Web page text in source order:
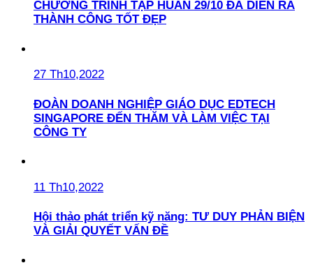
CHƯƠNG TRÌNH TẬP HUẤN 29/10 ĐÃ DIỄN RA
THÀNH CÔNG TỐT ĐẸP
27 Th10,2022
ĐOÀN DOANH NGHIỆP GIÁO DỤC EDTECH
SINGAPORE ĐẾN THĂM VÀ LÀM VIỆC TẠI
CÔNG TY
11 Th10,2022
Hội thảo phát triển kỹ năng: TƯ DUY PHẢN BIỆN
VÀ GIẢI QUYẾT VẤN ĐỀ